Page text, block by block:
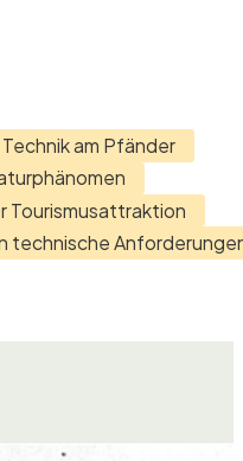
am Pfänder
Tourismusattraktion
technische